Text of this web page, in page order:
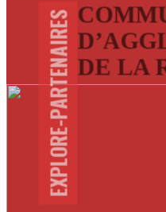
EXPLORE-PARTENAIRESDE LA